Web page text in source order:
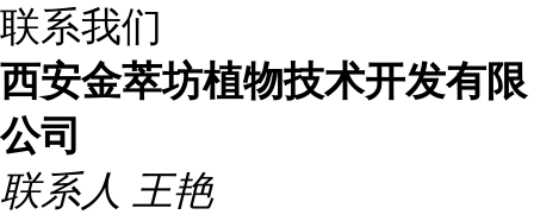
联系我们
西安金萃坊植物技术开发有限
公司
联系人 王艳